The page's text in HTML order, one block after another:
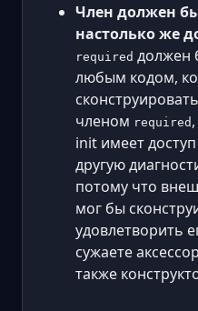
Член должен
настолько же
required должен
любым кодом,
членом required
init имеет доступ
другую
потому что
мог бы
удовлетворить
сужаете
также